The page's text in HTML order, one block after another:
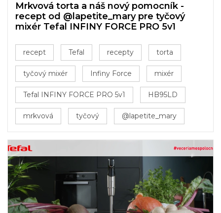
Mrkvová torta a náš nový pomocník -
recept od @lapetite_mary pre tyčový
mixér Tefal INFINY FORCE PRO 5v1
recept Tefal recepty torta
tyčový mixér Infiny Force mixér
Tefal INFINY FORCE PRO 5v1 HB95LD
mrkvová tyčový @lapetite_mary